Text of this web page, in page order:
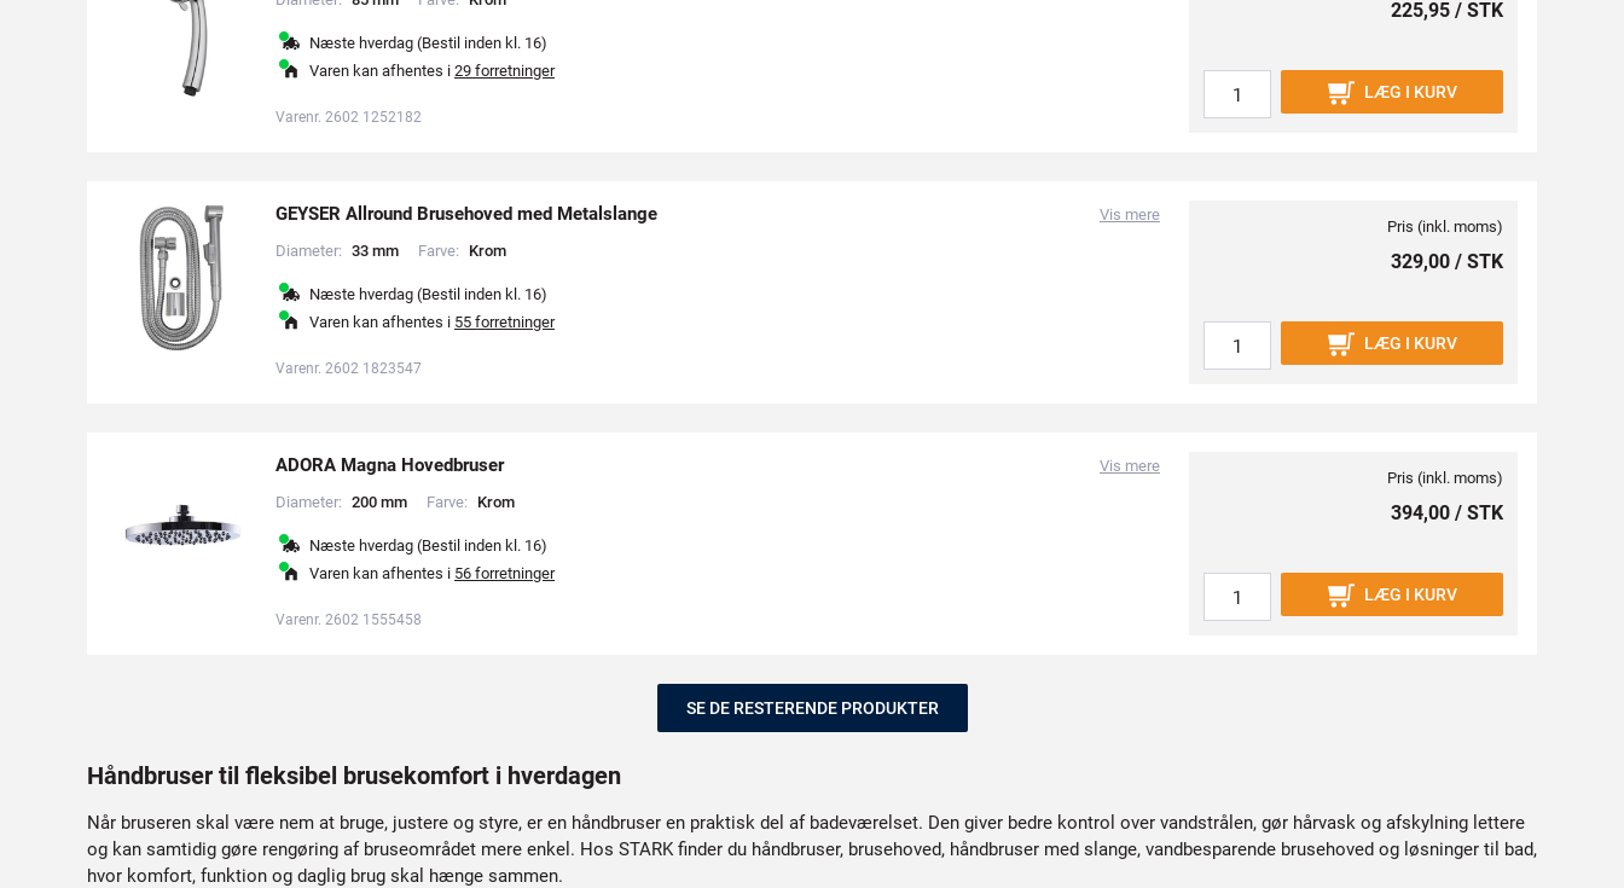
Næste hverdag (Bestil inden kl. 16)
Varen kan afhentes i 29 forretninger
Varenr. 2602 1252182
225,95 / STK
LÆG I KURV
GEYSER Allround Brusehoved med Metalslange
Vis mere
Diameter: 33 mm Farve: Krom
Næste hverdag (Bestil inden kl. 16)
Varen kan afhentes i 55 forretninger
Varenr. 2602 1823547
Pris (inkl. moms)
329,00 / STK
LÆG I KURV
ADORA Magna Hovedbruser
Vis mere
Diameter: 200 mm Farve: Krom
Næste hverdag (Bestil inden kl. 16)
Varen kan afhentes i 56 forretninger
Varenr. 2602 1555458
Pris (inkl. moms)
394,00 / STK
LÆG I KURV
SE DE RESTERENDE PRODUKTER
Håndbruser til fleksibel brusekomfort i hverdagen
Når bruseren skal være nem at bruge, justere og styre, er en håndbruser en praktisk del af badeværelset. Den giver bedre kontrol over vandstrålen, gør hårvask og afskylning lettere
og kan samtidig gøre rengøring af bruseområdet mere enkel. Hos STARK finder du håndbruser, brusehoved, håndbruser med slange, vandbesparende brusehoved og løsninger til bad,
hvor komfort, funktion og daglig brug skal hænge sammen.